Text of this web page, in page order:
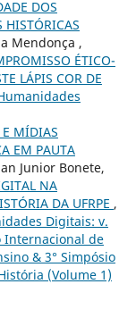
DOS
HISTÓRICAS
Mendonça ,
ÉTICO-
LÁPIS COR DE
E MÍDIAS
EM PAUTA
Junior Bonete,
NA
DA UFRPE ,
Digitais: v.
Internacional de
& 3° Simpósio
(Volume 1)